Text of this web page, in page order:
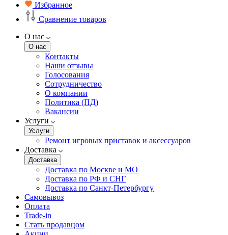
Избранное
Сравнение товаров
О нас
О нас
Контакты
Наши отзывы
Голосования
Сотрудничество
О компании
Политика (ПД)
Вакансии
Услуги
Услуги
Ремонт игровых приставок и аксессуаров
Доставка
Доставка
Доставка по Москве и МО
Доставка по РФ и СНГ
Доставка по Санкт-Петербургу
Самовывоз
Оплата
Trade-in
Стать продавцом